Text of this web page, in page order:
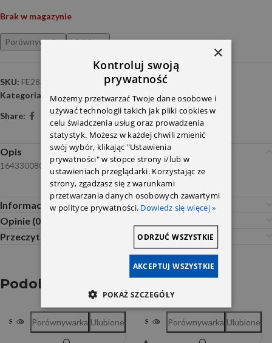
Brak w magazynie
Porównywarka Ulubione
SKU: FE28369
Kategoria:
Oś przednia i tylna
Share:
Opis
1643300807 2513300807 Febi
Informacje dodatkowe
Opinie (0)
Przeczytaj Przed Zakupem
Podobne produkty
SOLD OUTPorównywarka Ulubione SOLD OUTPorównywarka Ulubione
×
Kontroluj swoją
prywatność
Możemy przetwarzać Twoje dane osobowe i
używać technologii takich jak pliki cookies w
celu świadczenia usług oraz prowadzenia
statystyk. Możesz w każdej chwili zmienić
swój wybór, klikając "Ustawienia
prywatności" w stopce strony i/lub w
ustawieniach przeglądarki. Korzystając ze
strony, zgadzasz się z warunkami
przetwarzania danych osobowych zawartymi
w polityce prywatności. Dowiedz się więcej »
AKCEPTUJ WSZYSTKIE
ODRZUĆ WSZYSTKIE
POKAŻ SZCZEGÓŁY